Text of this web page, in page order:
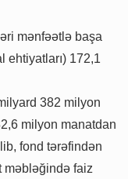
mənfəətlə başa
ehtiyatları) 172,1
382 milyon
milyon manatdan
fond tərəfindən
məbləğində faiz